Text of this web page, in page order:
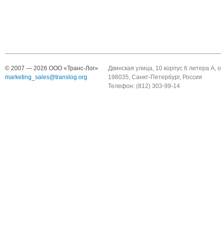
© 2007 — 2026 ООО «Транc-Лог»
marketing_sales@translog.org
Двинская улица, 10 корпус 6 литера А,
198035, Санкт-Петербург, Россия
Телефон: (812) 303-99-14